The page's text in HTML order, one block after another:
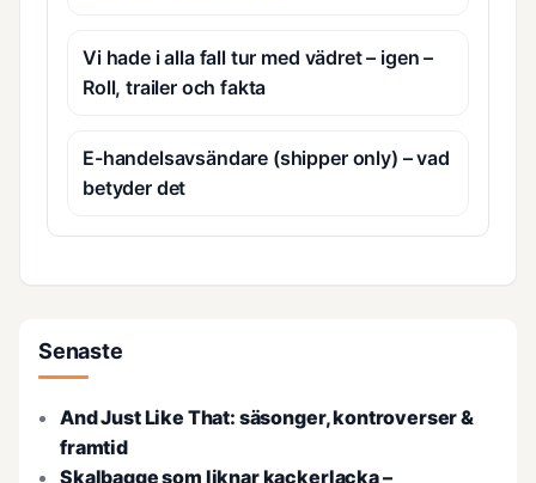
Vi hade i alla fall tur med vädret – igen –
Roll, trailer och fakta
E-handelsavsändare (shipper only) – vad
betyder det
Senaste
And Just Like That: säsonger, kontroverser &
framtid
Skalbagge som liknar kackerlacka –